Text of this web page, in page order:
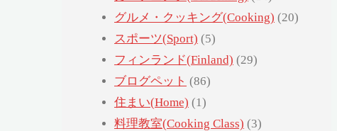
グルメ・クッキング(Cooking) (20)
スポーツ(Sport) (5)
フィンランド(Finland) (29)
ブログペット (86)
住まい(Home) (1)
料理教室(Cooking Class) (3)